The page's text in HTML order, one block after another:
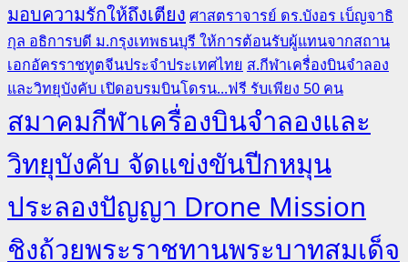
มอบความรักให้ถึงเตียง ศาสตราจารย์ ดร.บังอร เบ็ญจาธิ
กุล อธิการบดี ม.กรุงเทพธนบุรี ให้การต้อนรับผู้แทนจากสถาน
เอกอัครราชทูตจีนประจำประเทศไทย ส.กีฬาเครื่องบินจำลอง
และวิทยุบังคับ เปิดอบรมบินโดรน...ฟรี รับเพียง 50 คน
สมาคมกีฬาเครื่องบินจำลองและ
วิทยุบังคับ จัดแข่งขันปีกหมุน
ประลองปัญญา Drone Mission
ชิงถ้วยพระราชทานพระบาทสมเด็จ